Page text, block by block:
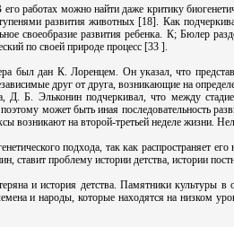
работах можно найти даже критику
развития животных [18]. Как
своеобразие развития ребенка. К; Бюлер
по своей природе процесс [33 ].
был дан К. Лоренцем. Он указал, что
друг от друга, возникающие на
Д. Б. Эльконин подчеркивал, что между
может быть иная последовательность
возникают на второй-третьей неделе жизни.
подхода, так как распространяет
ставит проблему истории детства, истории
и история детства. Памятники
и народы, которые находятся на низком